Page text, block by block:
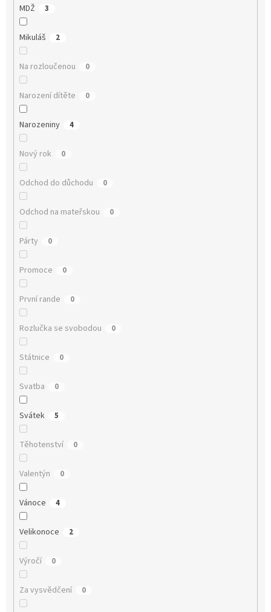
MDŽ 3
Mikuláš 2
Na rozloučenou 0
Narození dítěte 0
Narozeniny 4
Nový rok 0
Odchod do důchodu 0
Odchod na mateřskou 0
Párty 0
Promoce 0
První rande 0
Rozlučka se svobodou 0
Státnice 0
Svatba 0
Svátek 5
Těhotenství 0
Valentýn 0
Vánoce 4
Velikonoce 2
Výročí 0
Za vysvědčení 0